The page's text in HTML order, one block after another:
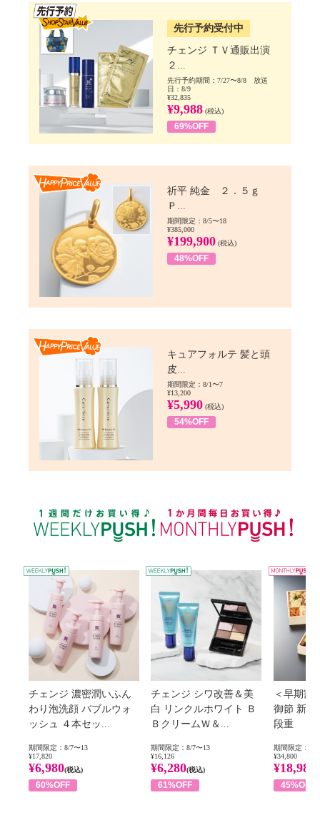
先行予約受付中
チェンジ ＴＶ通販出演
２...
先行予約期間：7/27〜8/8 放送
日：8/9
¥32,835
¥9,988 (税込)
69%OFF
祈平 純金 ２．５ｇ
Ｐ...
期間限定：8/5〜18
¥385,000
¥199,900 (税込)
48%OFF
キュアフォルテ 髪と頭
皮...
期間限定：8/1〜7
¥13,200
¥5,990 (税込)
54%OFF
WEEKLY PUSH
チェンジ 濃密潤いふん
わり泡洗顔 バブルウォ
ッシュ ４本セッ...
期間限定：8/7〜13
¥17,820
¥6,980(税込)
60%OFF
チェンジ シワ改善＆美
白 リンクルホワイト Ｂ
ＢクリームＷ＆...
期間限定：8/7〜13
¥16,126
¥6,280(税込)
61%OFF
＜早期割
御節 新春
段重
期間限定：8/1
¥34,800
¥18,980
45%OFF